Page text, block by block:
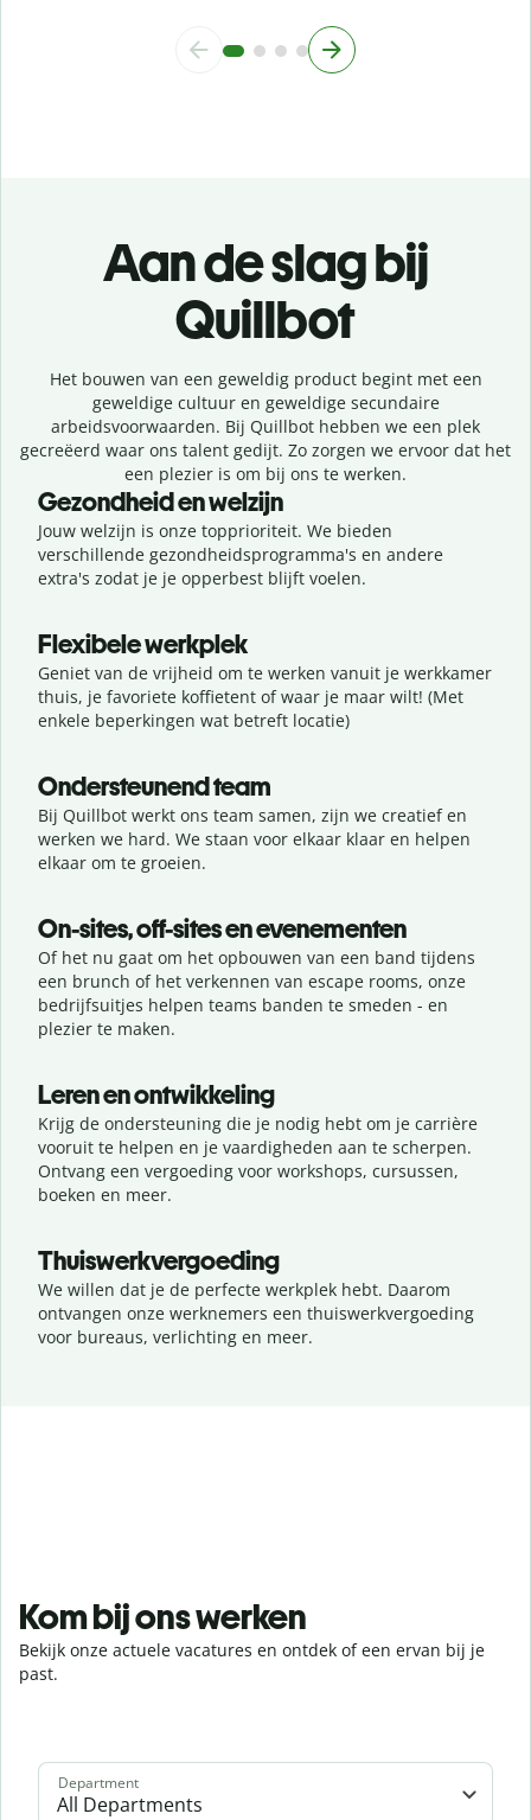
Aan de slag bij
Quillbot
Het bouwen van een geweldig product begint met een
geweldige cultuur en geweldige secundaire
arbeidsvoorwaarden. Bij Quillbot hebben we een plek
gecreëerd waar ons talent gedijt. Zo zorgen we ervoor dat het
een plezier is om bij ons te werken.
Gezondheid en welzijn
Jouw welzijn is onze topprioriteit. We bieden
verschillende gezondheidsprogramma's en andere
extra's zodat je je opperbest blijft voelen.
Flexibele werkplek
Geniet van de vrijheid om te werken vanuit je werkkamer
thuis, je favoriete koffietent of waar je maar wilt! (Met
enkele beperkingen wat betreft locatie)
Ondersteunend team
Bij Quillbot werkt ons team samen, zijn we creatief en
werken we hard. We staan voor elkaar klaar en helpen
elkaar om te groeien.
On-sites, off-sites en evenementen
Of het nu gaat om het opbouwen van een band tijdens
een brunch of het verkennen van escape rooms, onze
bedrijfsuitjes helpen teams banden te smeden - en
plezier te maken.
Leren en ontwikkeling
Krijg de ondersteuning die je nodig hebt om je carrière
vooruit te helpen en je vaardigheden aan te scherpen.
Ontvang een vergoeding voor workshops, cursussen,
boeken en meer.
Thuiswerkvergoeding
We willen dat je de perfecte werkplek hebt. Daarom
ontvangen onze werknemers een thuiswerkvergoeding
voor bureaus, verlichting en meer.
Kom bij ons werken
Bekijk onze actuele vacatures en ontdek of een ervan bij je
past.
Department
All Departments